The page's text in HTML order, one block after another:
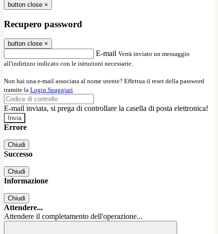
button close ×
Recupero password
button close ×
E-mail Verrà inviato un messaggio
all'indirizzo indicato con le istruzioni necessarie.
Non hai una e-mail associata al nome utente? Effettua il reset della password
tramite la Login Spaggiari
E-mail inviata, si prega di controllare la casella di posta elettronica!
Errore
Chiudi
Successo
Chiudi
Informazione
Chiudi
Attendere...
Attendere il completamento dell'operazione...